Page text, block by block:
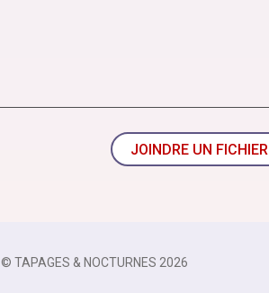
JOINDRE UN FICHIER
© TAPAGES & NOCTURNES 2026